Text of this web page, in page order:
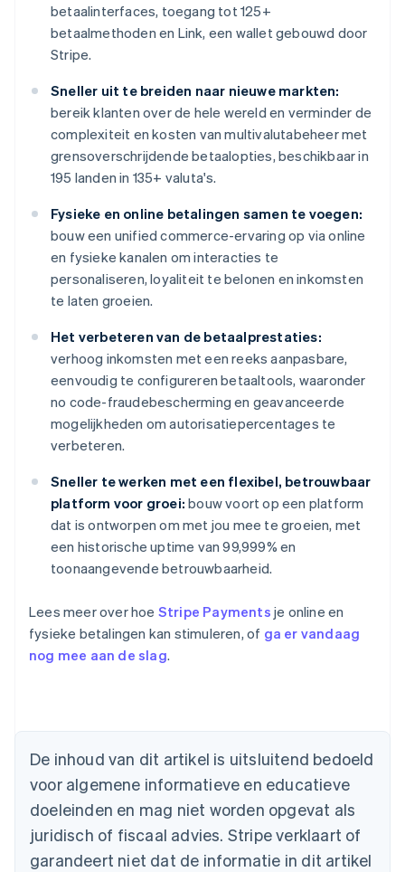
betaalinterfaces, toegang tot 125+
betaalmethoden en Link, een wallet gebouwd door
Stripe.
Sneller uit te breiden naar nieuwe markten:
bereik klanten over de hele wereld en verminder de
complexiteit en kosten van multivalutabeheer met
grensoverschrijdende betaalopties, beschikbaar in
195 landen in 135+ valuta's.
Fysieke en online betalingen samen te voegen:
bouw een unified commerce-ervaring op via online
en fysieke kanalen om interacties te
personaliseren, loyaliteit te belonen en inkomsten
te laten groeien.
Het verbeteren van de betaalprestaties:
verhoog inkomsten met een reeks aanpasbare,
eenvoudig te configureren betaaltools, waaronder
no code-fraudebescherming en geavanceerde
mogelijkheden om autorisatiepercentages te
verbeteren.
Sneller te werken met een flexibel, betrouwbaar
platform voor groei: bouw voort op een platform
dat is ontworpen om met jou mee te groeien, met
een historische uptime van 99,999% en
toonaangevende betrouwbaarheid.
Lees meer over hoe Stripe Payments je online en
fysieke betalingen kan stimuleren, of ga er vandaag
nog mee aan de slag.
De inhoud van dit artikel is uitsluitend bedoeld
voor algemene informatieve en educatieve
doeleinden en mag niet worden opgevat als
juridisch of fiscaal advies. Stripe verklaart of
garandeert niet dat de informatie in dit artikel
English
Nederlands FrançaisDeutschEnglish
Brazilië
Português
Bulgarije
English
Canada